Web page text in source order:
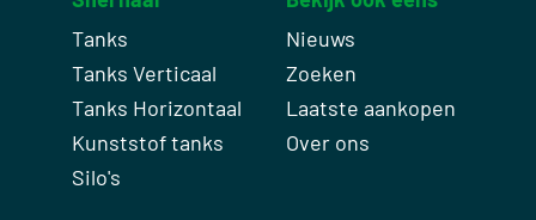
Tanks
Tanks Verticaal
Tanks Horizontaal
Kunststof tanks
Silo's
Nieuws
Zoeken
Laatste aankopen
Over ons